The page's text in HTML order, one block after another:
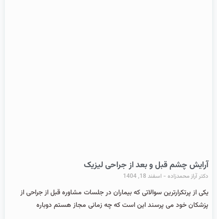
آرایش چشم قبل و بعد از جراحی لیزیک
دکتر آراز محمدزاده اسفند 18, 1404
یکی از پرتکرارترین سوالاتی که بیماران در جلسات مشاوره قبل از جراحی از
پزشکان خود می‌ پرسند این است که چه زمانی مجاز هستم دوباره